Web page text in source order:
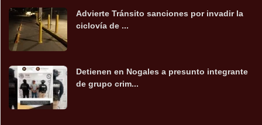
Advierte Tránsito sanciones por invadir la
ciclovía de ...
Detienen en Nogales a presunto integrante
de grupo crim...